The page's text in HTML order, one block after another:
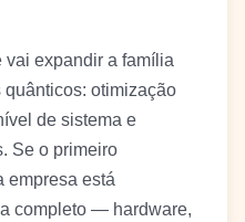
expandir a família
quânticos: otimização
de sistema e
Se o primeiro
empresa está
completo — hardware,